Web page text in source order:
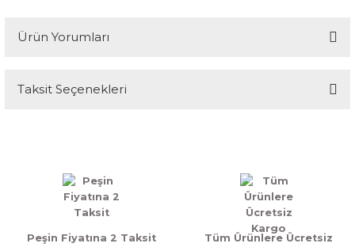
Ürün Yorumları
Bu ürüne ilk yorumu siz yapın!
Taksit Seçenekleri
Peşin Fiyatına 2 Taksit
Tüm Ürünlere Ücretsiz